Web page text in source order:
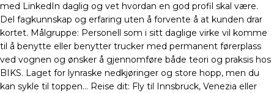
med LinkedIn daglig og vet hvordan en god profil skal være.
Del fagkunnskap og erfaring uten å forvente å at kunden drar
kortet. Målgruppe: Personell som i sitt daglige virke vil komme
til å benytte eller benytter trucker med permanent førerplass
ved vognen og ønsker å gjennomføre både teori og praksis hos
BIKS. Laget for lynraske nedkjøringer og store hopp, men du
kan sykle til toppen… Reise dit: Fly til Innsbruck, Venezia eller